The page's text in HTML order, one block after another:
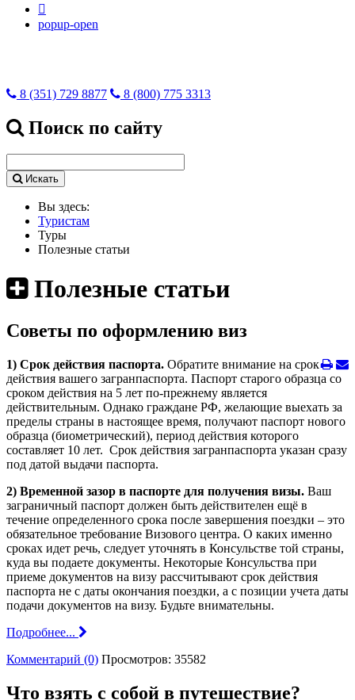

popup-open
8 (351) 729 8877 8 (800) 775 3313
Поиск по сайту
Искать
Вы здесь:
Туристам
Туры
Полезные статьи
Полезные статьи
Советы по оформлению виз
1) Срок действия паспорта. Обратите внимание на срок
действия вашего загранпаспорта. Паспорт старого образца со
сроком действия на 5 лет по-прежнему является
действительным. Однако граждане РФ, желающие выехать за
пределы страны в настоящее время, получают паспорт нового
образца (биометрический), период действия которого
составляет 10 лет. Срок действия загранпаспорта указан сразу
под датой выдачи паспорта.
2) Временной зазор в паспорте для получения визы. Ваш
заграничный паспорт должен быть действителен ещё в
течение определенного срока после завершения поездки – это
обязательное требование Визового центра. О каких именно
сроках идет речь, следует уточнять в Консульстве той страны,
куда вы подаете документы. Некоторые Консульства при
приеме документов на визу рассчитывают срок действия
паспорта не с даты окончания поездки, а с позиции учета даты
подачи документов на визу. Будьте внимательны.
Подробнее...
Комментарий (0) Просмотров: 35582
Что взять с собой в путешествие?